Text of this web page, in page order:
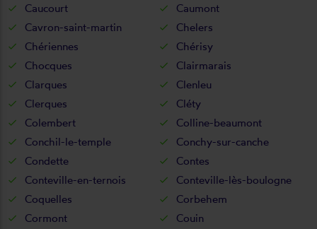
Caucourt
Caumont
Cavron-saint-martin
Chelers
Chériennes
Chérisy
Chocques
Clairmarais
Clarques
Clenleu
Clerques
Cléty
Colembert
Colline-beaumont
Conchil-le-temple
Conchy-sur-canche
Condette
Contes
Conteville-en-ternois
Conteville-lès-boulogne
Coquelles
Corbehem
Cormont
Couin